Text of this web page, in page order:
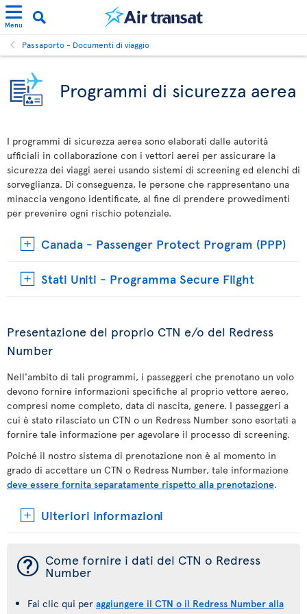
Menu
Passaporto - Documenti di viaggio
Programmi di sicurezza aerea
I programmi di sicurezza aerea sono elaborati dalle autorità
ufficiali in collaborazione con i vettori aerei per assicurare la
sicurezza dei viaggi aerei usando sistemi di screening ed elenchi di
sorveglianza. Di conseguenza, le persone che rappresentano una
minaccia vengono identificate, al fine di prendere provvedimenti
per prevenire ogni rischio potenziale.
Canada - Passenger Protect Program (PPP)
Stati Uniti - Programma Secure Flight
Presentazione del proprio CTN e/o del Redress
Number
Nell'ambito di tali programmi, i passeggeri che prenotano un volo
devono fornire informazioni specifiche al proprio vettore aereo,
compresi nome completo, data di nascita, genere. I passeggeri a
cui è stato rilasciato un CTN o un Redress Number sono esortati a
fornire tale informazione per agevolare il processo di screening.
Poiché il nostro sistema di prenotazione non è al momento in
grado di accettare un CTN o Redress Number, tale informazione
deve essere fornita separatamente rispetto alla prenotazione.
Ulteriori informazioni
¯ Come fornire i dati del CTN o Redress
Number
Fai clic qui per aggiungere il CTN o il Redress Number alla